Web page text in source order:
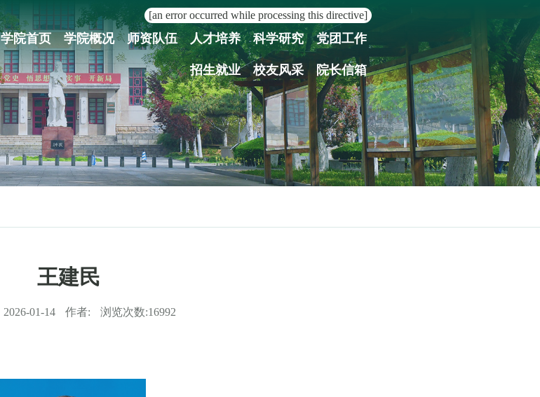
[an error occurred while processing this directive]
学院首页 学院概况 师资队伍 人才培养 科学研究 党团工作
招生就业 校友风采 院长信箱
王建民
2026-01-14 作者: 浏览次数:16992